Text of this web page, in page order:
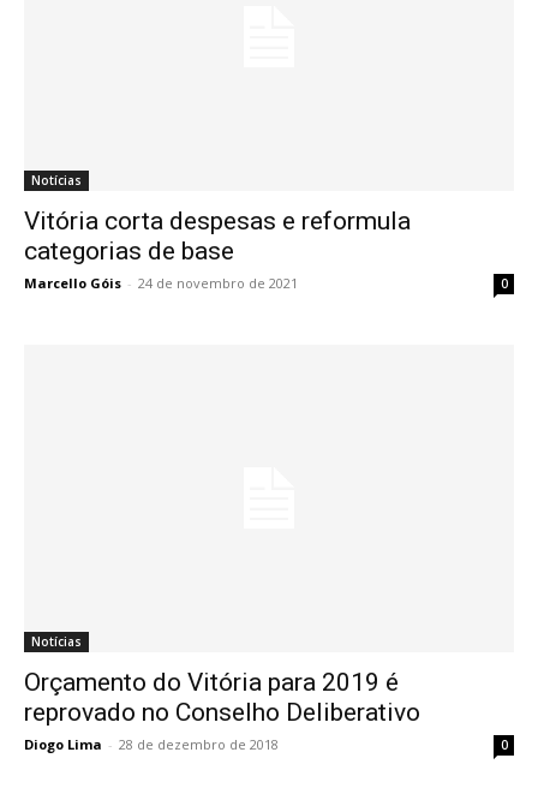
Notícias
Vitória corta despesas e reformula
categorias de base
Marcello Góis - 24 de novembro de 2021 0
Notícias
Orçamento do Vitória para 2019 é
reprovado no Conselho Deliberativo
Diogo Lima - 28 de dezembro de 2018 0